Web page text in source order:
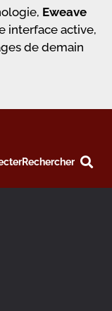
Eweave
interface active,
de demain
Rechercher